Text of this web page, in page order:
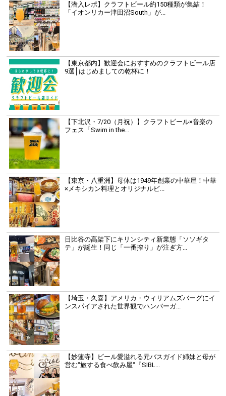
【潜入レポ】クラフトビール約150種類が集結！
「イオンリカー津田沼South」が...
【東京都内】歓迎会におすすめのクラフトビール店
9選│はじめましての乾杯に！
【下北沢・7/20（月祝）】クラフトビール×音楽の
フェス「Swim in the...
【東京・八重洲】母体は1949年創業の中華屋！中華
×メキシカン料理とオリジナルビ...
日比谷の高架下にキリンシティ新業態「ソソギタ
テ」が誕生！同じ「一番搾り」が注ぎ方...
【埼玉・久喜】アメリカ・ウィリアムズバーグにイ
ンスパイアされた世界観でハンバーガ...
【妙蓮寺】ビール愛溢れる元バスガイド姉妹と母が
営む“旅する食べ飲み屋“『SIBL...